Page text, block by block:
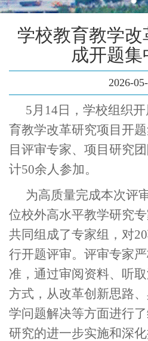
学校教育教学
成开题集
2026-
5月14日，学校组织
育教学改革研究项目开
目评审专家、项目研究
计50余人参加。
为高质量完成本次评
位校外高水平教学研究
共同组成了专家组，对
行开题评审。评审专家
准，通过审阅资料、听
方式，从改革创新思路
学问题解决等方面进行
研究的进一步实施和深